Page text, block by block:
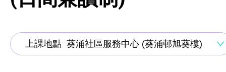
新來港人士課程
青年培育計劃